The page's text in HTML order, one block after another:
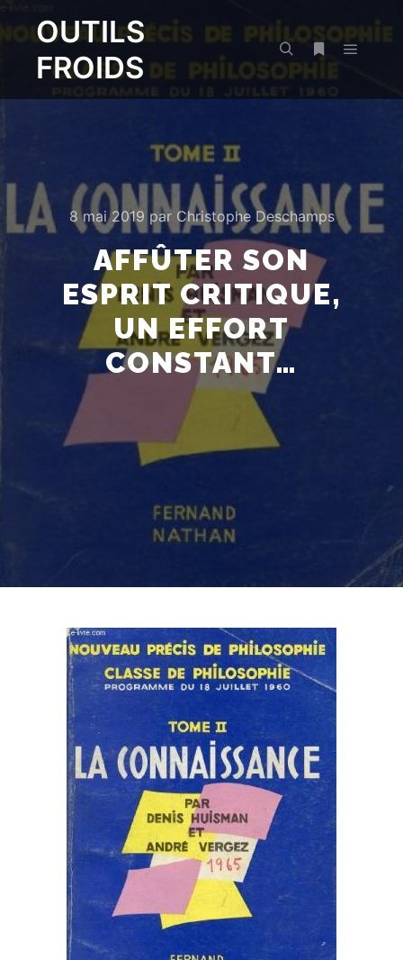
OUTILS
FROIDS
8 mai 2019 par Christophe Deschamps
AFFÛTER SON
ESPRIT CRITIQUE,
UN EFFORT
CONSTANT…